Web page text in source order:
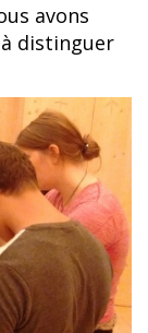
avons
distinguer